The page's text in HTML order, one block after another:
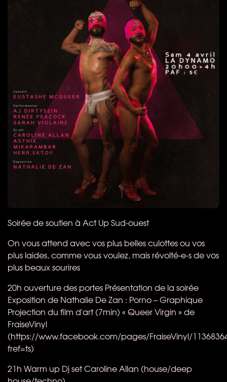
Soirée de soutien à Act Up Sud-ouest​
On vous attend avec vos plus belles culottes ou vos
plus laides, comme vous voulez, mais révolté-e-s de vos
plus beaux sourires
20h ouverture des portes Présentation de la soirée
Exposition de Nathalie De Zan : Porno – Graphique
Projection du film d'art (7min) « Queer Virgin » de
FraiseVinyl
(https://www.facebook.com/pages/FraiseVinyl/
fref=ts)
21h Warm up Dj set Caroline Allan (house/deep